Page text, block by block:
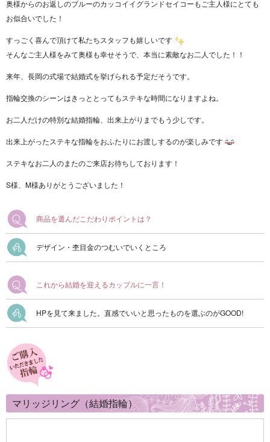
奥様からのお返しのブルーのカッコイイグランドセイコーもご主人様にとても
お似合いでした！
すっごく喜んで頂けて私たちスタッフも嬉しいです
そんなご主人様をみて奥様も幸せそうで、本当に素敵なお二人でした！！
来年、長岡の式場で結婚式を挙げられる予定だそうです。
指輪交換のシーンはきっととってもステキな時間になりますよね。
お二人だけの特別な結婚指輪、出来上がりまでもう少しです。
出来上がったステキな指輪をおふたりにお渡しするのが楽しみです
ステキなお二人のまたのご来店お待ちしております！
S様、M様ありがとうございました！
商品を選んだこだわりポイントは？
デザイン・杢目金のつむいでいくところ
これから結婚を迎えるカップルに一言！
HPを見て来ました。直感でいいと思ったものを選ぶのがGOOD!
マリッジリング（結婚指輪）